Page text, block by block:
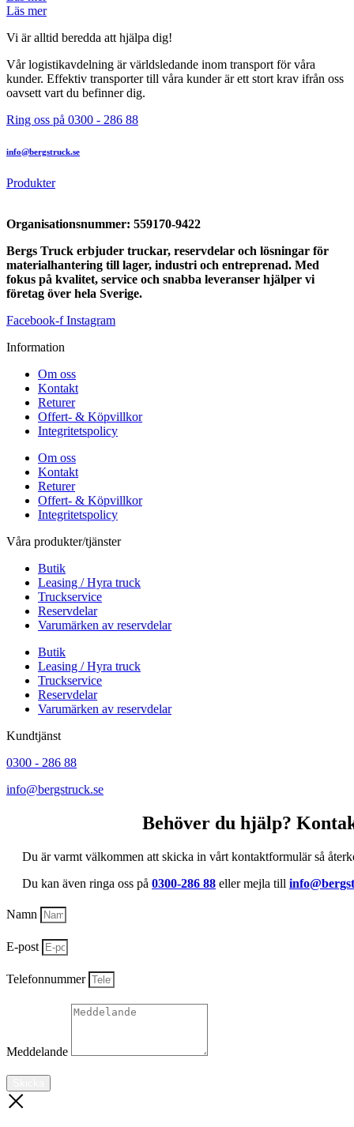
Läs mer
Vi är alltid beredda att hjälpa dig!
Vår logistikavdelning är världsledande inom transport för våra
kunder. Effektiv transporter till våra kunder är ett stort krav ifrån oss
oavsett vart du befinner dig.
Ring oss på 0300 - 286 88
info@bergstruck.se
Produkter
Organisationsnummer: 559170-9422
Bergs Truck erbjuder truckar, reservdelar och lösningar för
materialhantering till lager, industri och entreprenad. Med
fokus på kvalitet, service och snabba leveranser hjälper vi
företag över hela Sverige.
Facebook-f Instagram
Information
Om oss
Kontakt
Returer
Offert- & Köpvillkor
Integritetspolicy
Om oss
Kontakt
Returer
Offert- & Köpvillkor
Integritetspolicy
Våra produkter/tjänster
Butik
Leasing / Hyra truck
Truckservice
Reservdelar
Varumärken av reservdelar
Butik
Leasing / Hyra truck
Truckservice
Reservdelar
Varumärken av reservdelar
Kundtjänst
0300 - 286 88
info@bergstruck.se
Behöver du hjälp?
Du är varmt välkommen att skicka in vårt kontaktformulär så
Du kan även ringa oss på 0300-286 88 eller mejla till
Namn
E-post
Telefonnummer
Meddelande